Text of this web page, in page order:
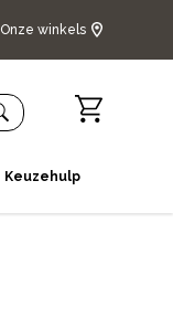
Onze winkels
Keuzehulp